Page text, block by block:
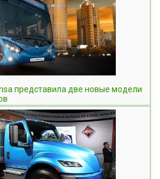
представила две новые модели